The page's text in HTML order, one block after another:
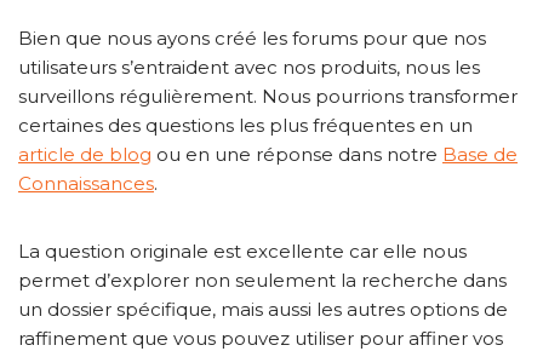
Bien que nous ayons créé les forums pour que nos
utilisateurs s’entraident avec nos produits, nous les
surveillons régulièrement. Nous pourrions transformer
certaines des questions les plus fréquentes en un
article de blog ou en une réponse dans notre Base de
Connaissances.
La question originale est excellente car elle nous
permet d’explorer non seulement la recherche dans
un dossier spécifique, mais aussi les autres options de
raffinement que vous pouvez utiliser pour affiner vos